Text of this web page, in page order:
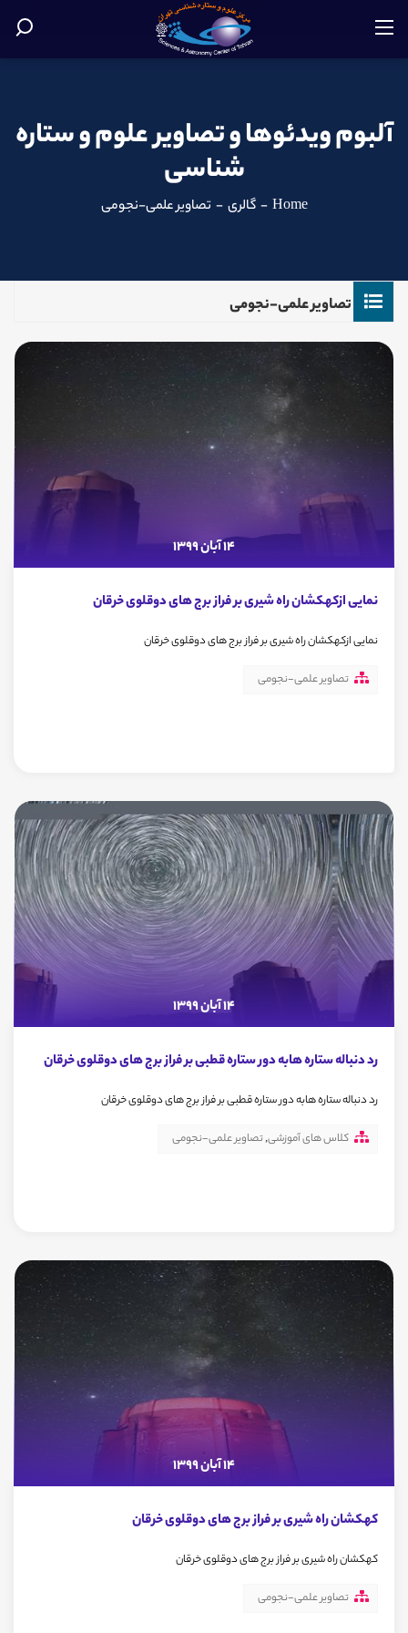
آلبوم ویدئوها و تصاویر علوم و ستاره
شناسی
Home
- گالری - تصاویر علمی-نجومی
تصاویر علمی-نجومی
14 آبان 1399
نمایی ازکهکشان راه شیری بر فراز برج های دوقلوی خرقان
نمایی ازکهکشان راه شیری بر فراز برج های دوقلوی خرقان
تصاویر علمی-نجومی
14 آبان 1399
رد دنباله ستاره هابه دور ستاره قطبی بر فراز برج های دوقلوی خرقان
رد دنباله ستاره هابه دور ستاره قطبی بر فراز برج های دوقلوی خرقان
کلاس های آموزشی,تصاویر علمی-نجومی
14 آبان 1399
کهکشان راه شیری بر فراز برج های دوقلوی خرقان
کهکشان راه شیری بر فراز برج های دوقلوی خرقان
تصاویر علمی-نجومی